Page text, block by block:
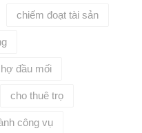
chiếm đoạt tài sản
đầu mối
cho thuê trọ
công vụ